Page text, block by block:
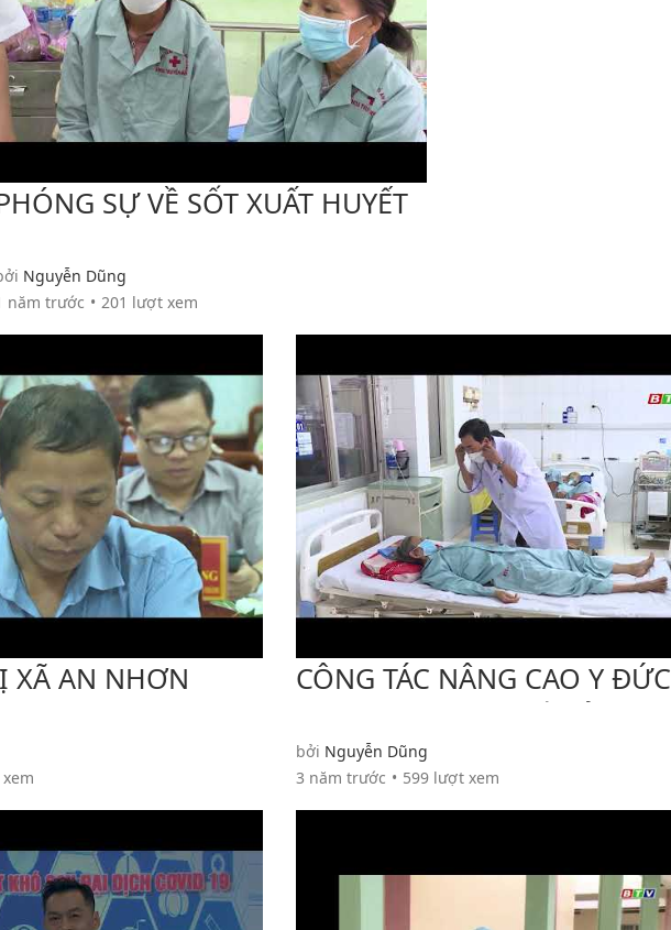
SỰ VỀ SỐT XUẤT HUYẾT
Nguyễn Dũng
năm trước
201 lượt xem
XÃ AN NHƠN
CÔNG TÁC NÂNG CAO Y ĐỨC
TÂM Y TẾ AN NHƠN
bởi Nguyễn Dũng
3 năm trước
599 lượt xem